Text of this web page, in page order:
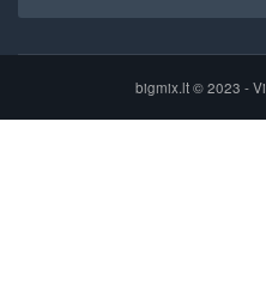
bigmix.lt © 2023 -